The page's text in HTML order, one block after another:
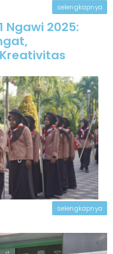
selengkapnya
Ngawi 2025:
selengkapnya